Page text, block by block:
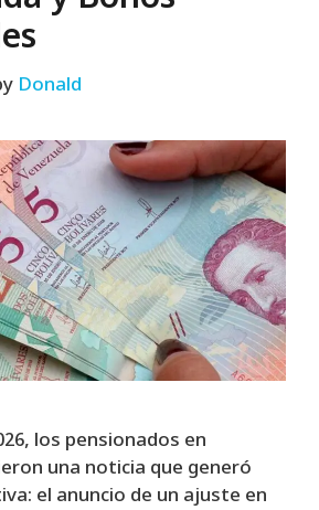
Donald
los pensionados en
una noticia que generó
el anuncio de un ajuste en